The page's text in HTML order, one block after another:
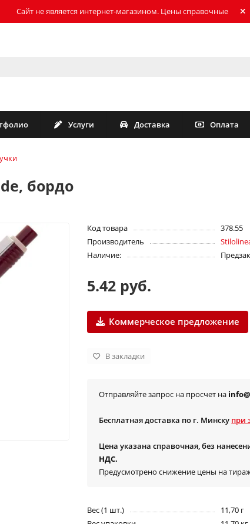
Сайт не является интернет-магазином. Цены справочные
Услуги Доставка Оплата
бордо
Код товара
378.55
Производитель
Наличие:
5.42 руб.
Коммерческое предложение
В закладки
Отправляйте запрос на просчет на
Бесплатная доставка по г. Минску при
Цена указана справочная, без
НДС.
Предусмотрено снижение цены на
Вес (1 шт.)
11,70 г